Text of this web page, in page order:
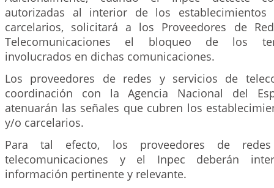
autorizadas al interior de los establecimientos
carcelarios, solicitará a los Proveedores de
Telecomunicaciones el bloqueo de los
involucrados en dichas comunicaciones.
Los proveedores de redes y servicios de
coordinación con la Agencia Nacional del
atenuarán las señales que cubren los
y/o carcelarios.
Para tal efecto, los proveedores de
telecomunicaciones y el Inpec deberán
información pertinente y relevante.